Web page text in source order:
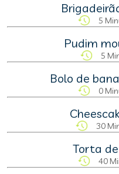
5
Pudim
5
Bolo de
0
30
Torta
40